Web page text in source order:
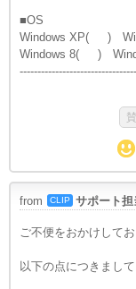
■OS
Windows XP( )
Windows 8( )
from CLIP サポート担
ご不便をおかけして
以下の点につきまし